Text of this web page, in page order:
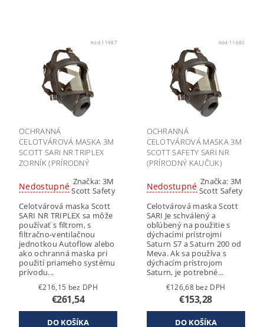
Kód: 11987
OCHRANNÁ
CELOTVÁROVÁ MASKA 3M
SCOTT SARI NR TRIPLEX
ZORNÍK (PRÍRODNÝ
Nedostupné Značka:3M
Scott Safety
Celotvárová maska Scott
SARI NR TRIPLEX sa môže
používať s filtrom, s
filtračno-ventilačnou
jednotkou Autoflow alebo
ako ochranná maska pri
použití priameho systému
prívodu...
€216,15 bez DPH
€261,54
Kód: 11680
OCHRANNÁ
CELOTVÁROVÁ MASKA 3M
SCOTT SAFETY SARI NR
(PRÍRODNÝ KAUČUK)
Nedostupné Značka: 3M
Scott Safety
Celotvárová maska Scott
SARI Je schválený a
obľúbený na použitie s
dýchacími prístrojmi
Saturn S7 a Saturn 200 od
Meva. Ak sa používa s
dýchacím prístrojom
Saturn, je potrebné...
€126,68 bez DPH
€153,28